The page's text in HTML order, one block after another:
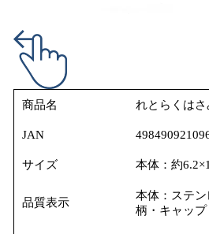
商品名 れとらくはさ
JAN
サイズ 本体：約
品質表示
本体：ステ
柄・キャッ